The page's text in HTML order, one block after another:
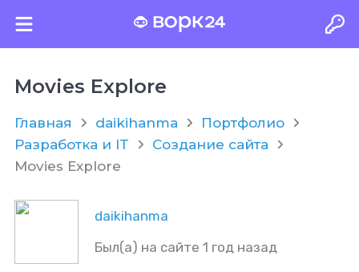
Movies Explore
Главная daikihanma
Портфолио
Разработка и IT
Создание сайта
Movies Explore
daikihanma
Был(а) на сайте 1 год назад